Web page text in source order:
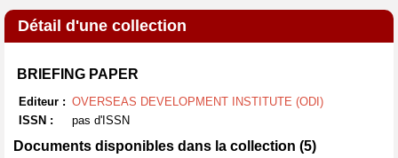
Détail d'une collection
BRIEFING PAPER
Editeur : OVERSEAS DEVELOPMENT INSTITUTE (ODI)
ISSN :
pas d'ISSN
Documents disponibles dans la collection (5)